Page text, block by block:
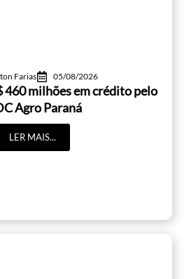
Farias 05/08/2026
460 milhões em crédito pelo
Agro Paraná
LER MAIS...